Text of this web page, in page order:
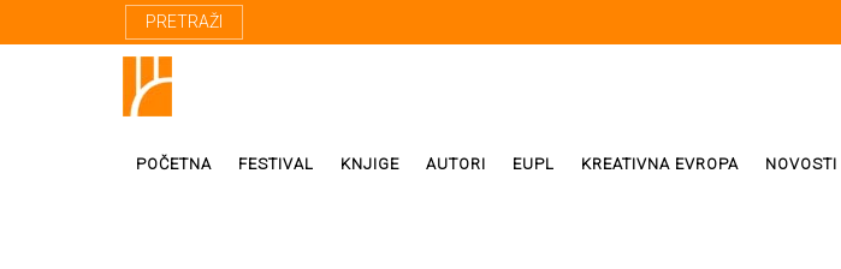
PRETRAŽI
POČETNA FESTIVAL KNJIGE AUTORI EUPL KREATIVNA EVROPA NOVOSTI